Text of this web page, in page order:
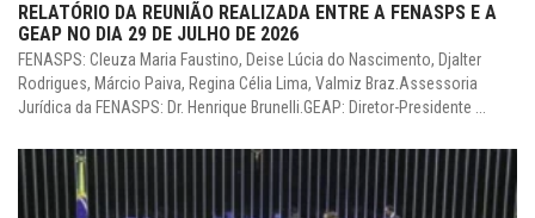
RELATÓRIO DA REUNIÃO REALIZADA ENTRE A FENASPS E A
GEAP NO DIA 29 DE JULHO DE 2026
FENASPS: Cleuza Maria Faustino, Deise Lúcia do Nascimento, Djalter
Rodrigues, Márcio Paiva, Regina Célia Lima, Valmiz Braz.Assessoria
Jurídica da FENASPS: Dr. Henrique Brunelli.GEAP: Diretor-Presidente ...